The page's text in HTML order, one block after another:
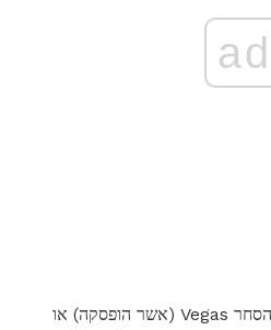
ad
1 skein Southwest חברת הסחר Vegas (אשר הופסקה) או